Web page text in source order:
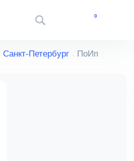
0
Санкт-Петербург ПоИп